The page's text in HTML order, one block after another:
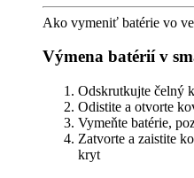
Ako vymeniť batérie vo
Výmena batérií v
Odskrutkujte čelný
Odistite a otvorte
Vymeňte batérie,
Zatvorte a zaistite
kryt